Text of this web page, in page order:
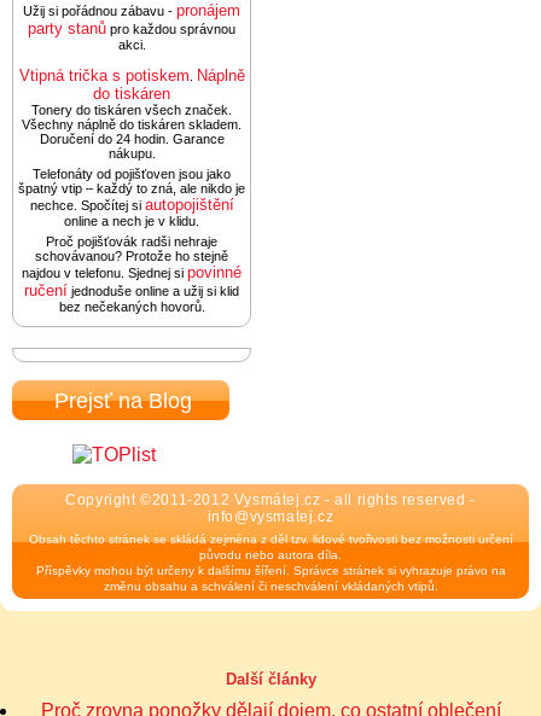
Užij si pořádnou zábavu - pronájem
party stanů pro každou správnou
akci.
Vtipná trička s potiskem Náplně
do tiskáren
Tonery do tiskáren všech značek.
Všechny náplně do tiskáren skladem.
Doručení do 24 hodin. Garance
nákupu.
Telefonáty od pojišťoven jsou jako
špatný vtip – každý to zná, ale nikdo je
nechce. Spočítej si autopojištění
online a nech je v klidu.
Proč pojišťovák radši nehraje
schovávanou? Protože ho stejně
najdou v telefonu. Sjednej si povinné
ručení jednoduše online a užij si klid
bez nečekaných hovorů.
Prejsť na Blog
Copyright ©2011-2012 Vysmátej.cz - all rights reserved -
info@vysmatej.cz
Obsah těchto stránek se skládá zejména z děl tzv. lidové tvořivosti bez možnosti určení
původu nebo autora díla.
Příspěvky mohou být určeny k dalšímu šíření. Správce stránek si vyhrazuje právo na
změnu obsahu a schválení či neschválení vkládaných vtipů.
Další články
Proč zrovna ponožky dělají dojem, co ostatní oblečení